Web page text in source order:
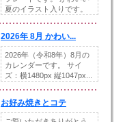
夏のイラスト入りです。
2026年 8月 かわい...
2026年（令和8年）8月の
カレンダーです。 サイ
ズ：横1480px 縦1047px...
お好み焼きとコテ